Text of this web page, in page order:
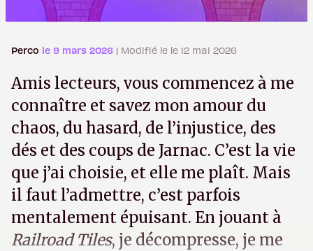
Perco le 9 mars 2026 | Modifié le le 12 mai 2026
Amis lecteurs, vous commencez à me
connaître et savez mon amour du
chaos, du hasard, de l’injustice, des
dés et des coups de Jarnac. C’est la vie
que j’ai choisie, et elle me plaît. Mais
il faut l’admettre, c’est parfois
mentalement épuisant. En jouant à
Railroad Tiles, je décompresse, je me